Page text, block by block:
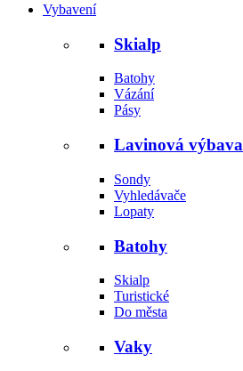
Vybavení
Skialp
Batohy
Vázání
Pásy
Lavinová výbava
Sondy
Vyhledávače
Lopaty
Batohy
Skialp
Turistické
Do města
Vaky